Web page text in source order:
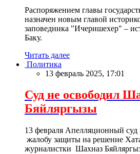
Распоряжением главы
назначен новым главой
заповедника "Ичеришехер" –
Баку.
Читать далее
Политика
13 февраль 2025, 17:01
Суд не освободил
Бяйляргызы
13 февраля Апелляционный суд
жалобу защиты на решение
журналистки Шахназ